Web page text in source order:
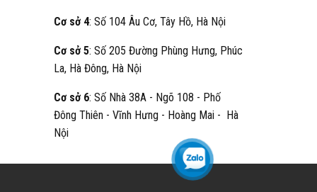
Cơ sở 4: Số 104 Âu Cơ, Tây Hồ, Hà Nội
Cơ sở 5: Số 205 Đường Phùng Hưng, Phúc
La, Hà Đông, Hà Nội
Cơ sở 6: Số Nhà 38A - Ngõ 108 - Phố
Đông Thiên - Vĩnh Hưng - Hoàng Mai - Hà
Nội